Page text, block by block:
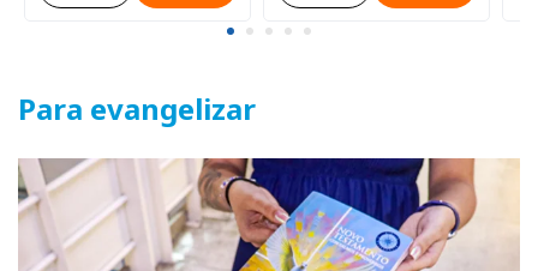
Para evangelizar